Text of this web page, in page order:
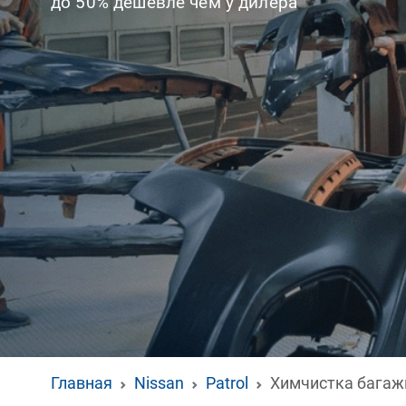
Главная Nissan Patrol Химчистка